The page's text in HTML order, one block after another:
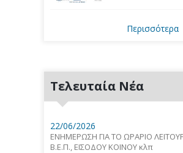
Περισσότερα
Τελευταία Νέα
22/06/2026
ΕΝΗΜΕΡΩΣΗ ΓΙΑ ΤΟ ΩΡΑΡΙΟ
Β.Ε.Π., ΕΙΣΟΔΟΥ ΚΟΙΝΟΥ κλπ